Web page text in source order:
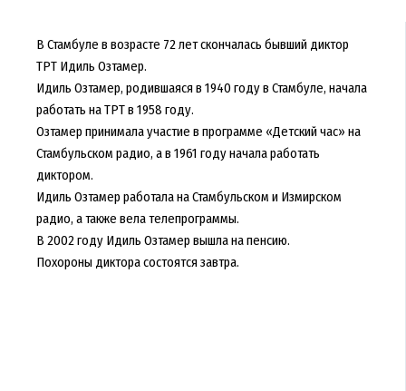
В Стамбуле в возрасте 72 лет скончалась бывший диктор
ТРТ Идиль Озтамер.
Идиль Озтамер, родившаяся в 1940 году в Стамбуле, начала
работать на ТРТ в 1958 году.
Озтамер принимала участие в программе «Детский час» на
Стамбульском радио, а в 1961 году начала работать
диктором.
Идиль Озтамер работала на Стамбульском и Измирском
радио, а также вела телепрограммы.
В 2002 году Идиль Озтамер вышла на пенсию.
Похороны диктора состоятся завтра.